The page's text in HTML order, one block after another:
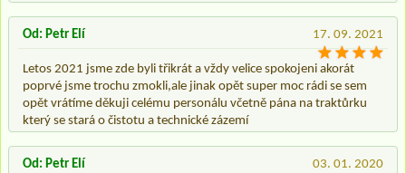
17. 09. 2021
Od: Petr Elí
Letos 2021 jsme zde byli třikrát a vždy velice spokojeni akorát
poprvé jsme trochu zmokli,ale jinak opět super moc rádi se sem
opět vrátíme děkuji celému personálu včetně pána na traktůrku
který se stará o čistotu a technické zázemí
03. 01. 2020
Od: Petr Elí